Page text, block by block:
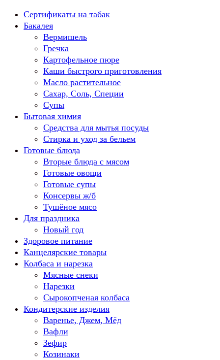
Перейти
содержанию
Сертификаты на табак
Бакалея
Вермишель
Гречка
Картофельное пюре
Каши быстрого приготовления
Масло растительное
Сахар, Соль, Специи
Супы
Бытовая химия
Средства для мытья посуды
Стирка и уход за бельем
Готовые блюда
Вторые блюда с мясом
Готовые овощи
Готовые супы
Консервы ж/б
Тушёное мясо
Для праздника
Новый год
Здоровое питание
Канцелярские товары
Колбаса и нарезка
Мясные снеки
Нарезки
Сырокопченая колбаса
Кондитерские изделия
Варенье, Джем, Мёд
Вафли
Зефир
Козинаки